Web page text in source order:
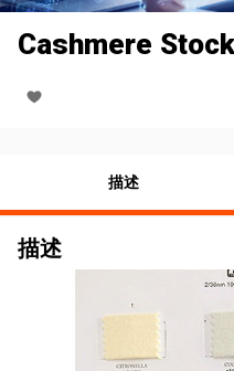
Cashmere
描述
描述